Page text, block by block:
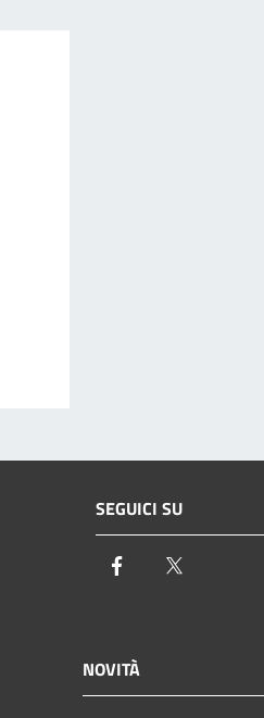
SEGUICI SU
Facebook
NOVITÀ